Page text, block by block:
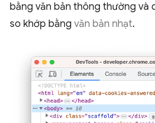
bằng văn bản thông thường và
so khớp bằng văn bản nhạt.